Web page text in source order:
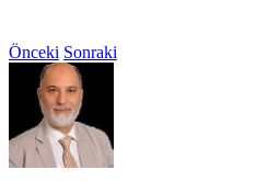
Önceki Sonraki